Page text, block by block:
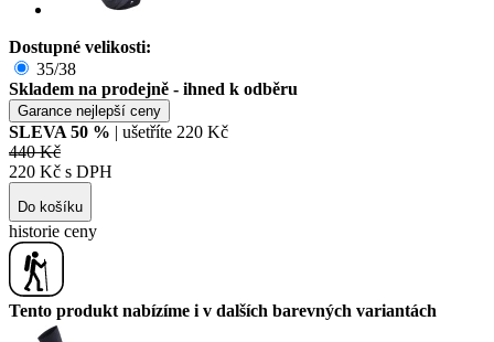
Dostupné velikosti:
35/38
Skladem na prodejně - ihned k odběru
Garance nejlepší ceny
SLEVA 50 % | ušetříte 220 Kč
440 Kč
220 Kč s DPH
Do košíku
historie ceny
Tento produkt nabízíme i v dalších barevných variantách